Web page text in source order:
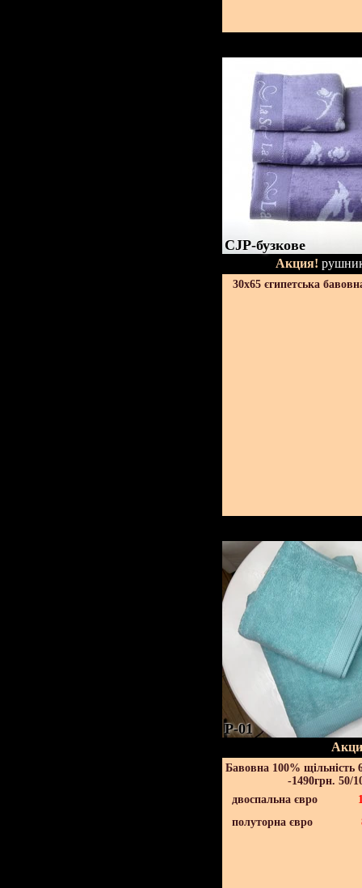
CJP-бузкове
Акция!
30х65 єгипетська
P-01
Бавовна 100% щільність
-1490грн. 50/
двоспальна євро
полуторна євро